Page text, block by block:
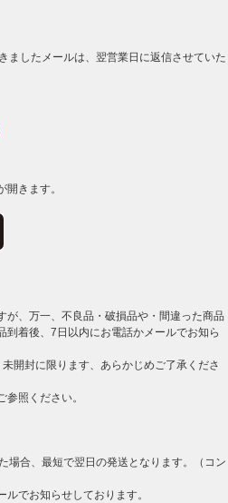
したメールは、翌営業日に返信させていた
開きます。
が、万一、不良品・破損品や・間違った商品
到着後、7日以内にお電話かメールでお知ら
開封に限ります、あらかじめご了承くださ
参照ください。
場合、最短で翌日の発送となります。（コン
でお知らせしております。